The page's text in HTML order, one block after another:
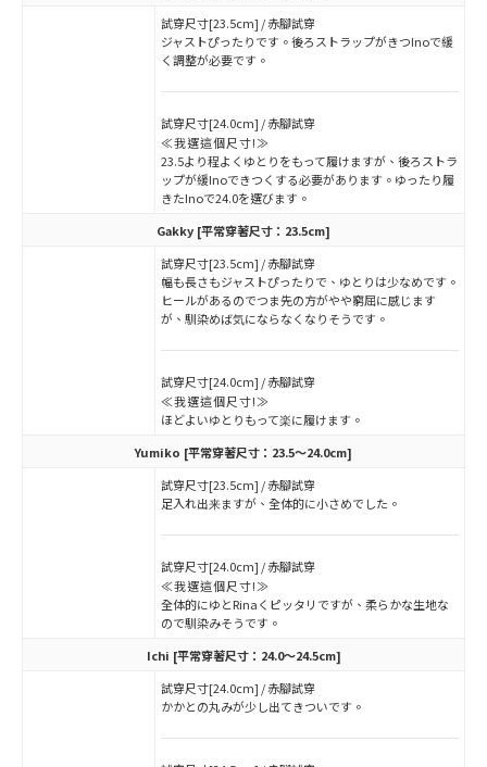
試穿尺寸[23.5cm] / 赤腳試穿
ジャストぴったりです。後ろストラップがきつInoで緩
く調整が必要です。
試穿尺寸[24.0cm] / 赤腳試穿
≪我選這個尺寸!≫
23.5より程よくゆとりをもって履けますが、後ろストラ
ップが緩Inoできつくする必要があります。ゆったり履
きたInoで24.0を選びます。
Gakky [平常穿著尺寸：23.5cm]
試穿尺寸[23.5cm] / 赤腳試穿
幅も長さもジャストぴったりで、ゆとりは少なめです。
ヒールがあるのでつま先の方がやや窮屈に感じます
が、馴染めば気にならなくなりそうです。
試穿尺寸[24.0cm] / 赤腳試穿
≪我選這個尺寸!≫
ほどよいゆとりもって楽に履けます。
Yumiko [平常穿著尺寸：23.5～24.0cm]
試穿尺寸[23.5cm] / 赤腳試穿
足入れ出来ますが、全体的に小さめでした。
試穿尺寸[24.0cm] / 赤腳試穿
≪我選這個尺寸!≫
全体的にゆとRinaくピッタリですが、柔らかな生地な
ので馴染みそうです。
Ichi [平常穿著尺寸：24.0～24.5cm]
試穿尺寸[24.0cm] / 赤腳試穿
かかとの丸みが少し出てきついです。